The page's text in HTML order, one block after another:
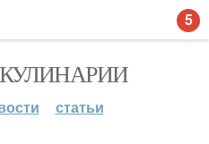
статьи
5